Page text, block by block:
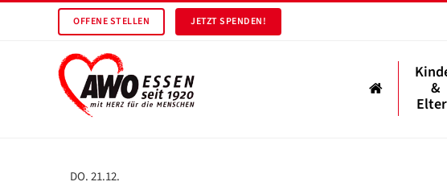
OFFENE STELLEN JETZT SPENDEN!
&
DO. 21.12.